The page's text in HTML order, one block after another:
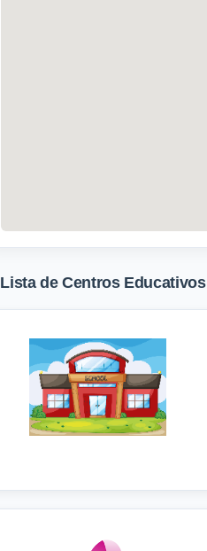
Lista de Centros Educativos